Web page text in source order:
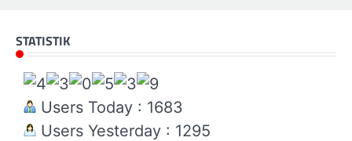
STATISTIK
Users Today : 1683
Users Yesterday : 1295